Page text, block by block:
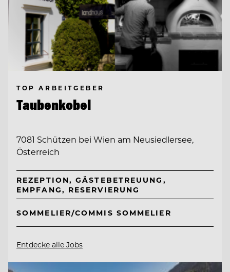
TOP ARBEITGEBER
Taubenkobel
7081 Schützen bei Wien am Neusiedlersee,
Österreich
REZEPTION, GÄSTEBETREUUNG,
EMPFANG, RESERVIERUNG
SOMMELIER/COMMIS SOMMELIER
Entdecke alle Jobs